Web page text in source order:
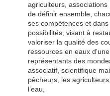
agriculteurs,
de définir ensemble,
ses compétences et
possibilités, visant à
valoriser la qualité des
ressources en eaux
représentants des
associatif, scientifique
pêcheurs, les
l’eau,